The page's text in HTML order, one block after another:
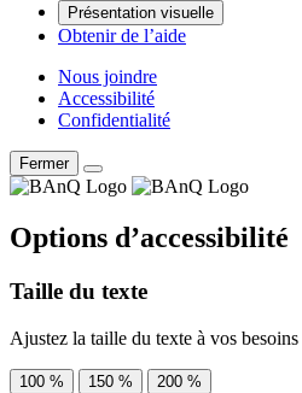
Présentation visuelle
Obtenir de l’aide
Nous joindre
Accessibilité
Confidentialité
Fermer
Options d’accessibilité
Taille du texte
Ajustez la taille du texte à vos
100 % 150 % 200 %